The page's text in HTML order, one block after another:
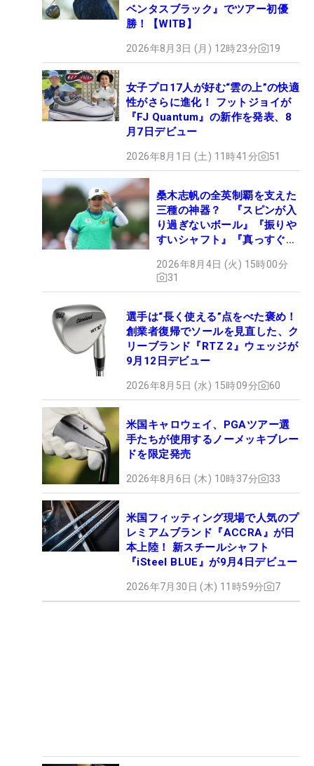
ベンタスブラック』でツアー初優
勝！【WITB】
2026年8月3日 (月) 12時23分 19
女子プロ17人が好む“雲の上”の快適
性がさらに進化！ フットジョイが
『FJ Quantum』の新作を発表、8
月7日デビュー
2026年8月1日 (土) 11時41分 51
桑木志帆の全英制覇を支えた
三種の神器？ 『スピンが入
り過ぎないボール』『振りや
すいシャフト』『真っすぐ飛
セッティング
2026年8月4日 (火) 15時00分
31
選手は“長く使える”点をべた褒め！
創業者復帰でソールを見直した、ク
リーブランド『RTZ 2』ウェッジが
9月12日デビュー
2026年8月5日 (水) 15時09分 60
米国キャロウェイ、PGAツアー選
手たちが使用するノーメッキブレー
ドを限定発売
2026年8月6日 (木) 10時37分 33
米国フィッティング現場で人気のプ
レミアムブランド『ACCRA』が日
本上陸！ 新スチールシャフト
『iSteel BLUE』が9月4日デビュー
2026年7月30日 (木) 11時59分 7